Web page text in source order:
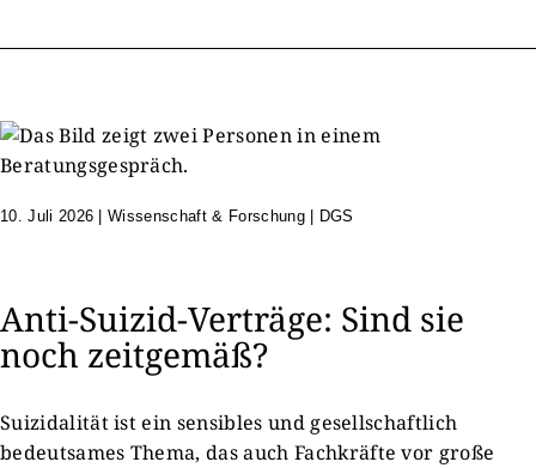
10. Juli 2026 |Wissenschaft & Forschung | DGS
Anti-Suizid-Verträge: Sind sie
noch zeitgemäß?
Suizidalität ist ein sensibles und gesellschaftlich
bedeutsames Thema, das auch Fachkräfte vor große